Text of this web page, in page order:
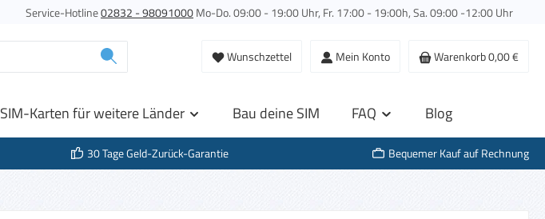
Service-Hotline02832 - 98091000Mo-Do. 09:00 - 19:00 Uhr, Fr. 17:00 - 19:00h, Sa. 09:00 -12:00 Uhr
Wunschzettel Mein Konto Warenkorb0,00 €
SIM-Karten für weitere Länder Bau deine SIM FAQ Blog
30 Tage Geld-Zurück-Garantie
Bequemer Kauf auf Rechnung